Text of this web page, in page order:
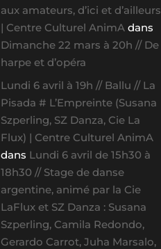
aux amateurs, d’ici et d’ailleurs
| Centre Culturel AnimAdans
Dimanche 22 mars à 20h // De
harpe et d’opéra
Lundi 6 avril à 19h // Ballu // La
Pisada # L’Empreinte (Susana
Szperling, SZ Danza, Cie La
Flux) | Centre Culturel AnimA
dans Lundi 6 avril de 15h30 à
18h30 // Stage de danse
argentine, animé par la Cie
LaFlux et SZ Danza : Susana
Szperling, Camila Redondo,
Gerardo Carrot, Juha Marsalo,